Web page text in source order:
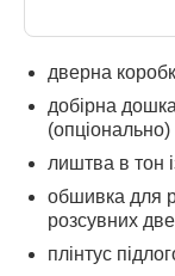
дверна
добірна
(опціонально)
лиштва в тон
обшивка для
розсувних
плінтус